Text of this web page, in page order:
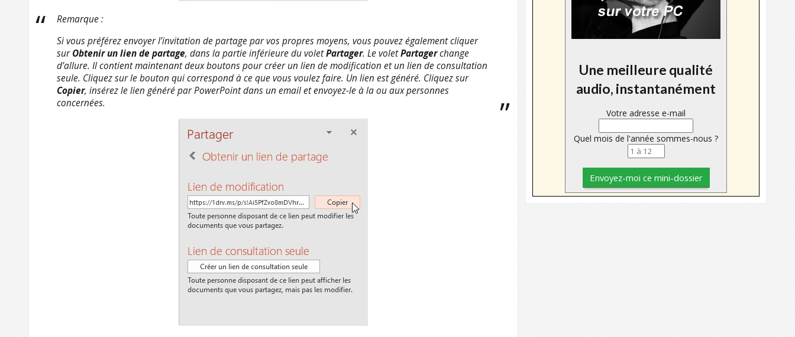
Remarque :
Si vous préférez envoyer l’invitation de partage par vos propres moyens, vous pouvez également cliquer
surObtenir un lien de partage, dans la partie inférieure du voletPartager. Le voletPartagerchange
d’allure. Il contient maintenant deux boutons pour créer un lien de modification et un lien de consultation
seule. Cliquez sur le bouton qui correspond à ce que vous voulez faire. Un lien est généré. Cliquez sur
Copier, insérez le lien généré par PowerPoint dans un email et envoyez-le à la ou aux personnes
concernées.
Une meilleure qualité
audio, instantanément
Votre adresse e-mail
Quel mois de l'année sommes-nous ?